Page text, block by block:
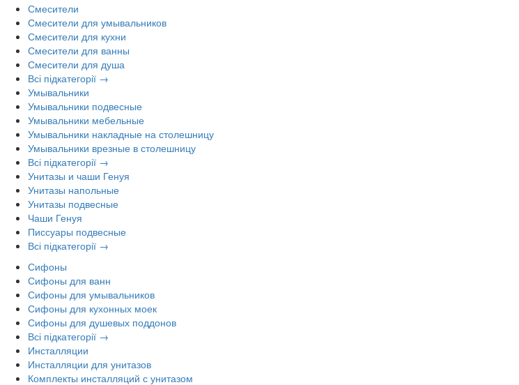
Смесители
Смесители для умывальников
Смесители для кухни
Смесители для ванны
Смесители для душа
Всі підкатегорії →
Умывальники
Умывальники подвесные
Умывальники мебельные
Умывальники накладные на столешницу
Умывальники врезные в столешницу
Всі підкатегорії →
Унитазы и чаши Генуя
Унитазы напольные
Унитазы подвесные
Чаши Генуя
Писсуары подвесные
Всі підкатегорії →
Сифоны
Сифоны для ванн
Сифоны для умывальников
Сифоны для кухонных моек
Сифоны для душевых поддонов
Всі підкатегорії →
Инсталляции
Инсталляции для унитазов
Комплекты инсталляций с унитазом